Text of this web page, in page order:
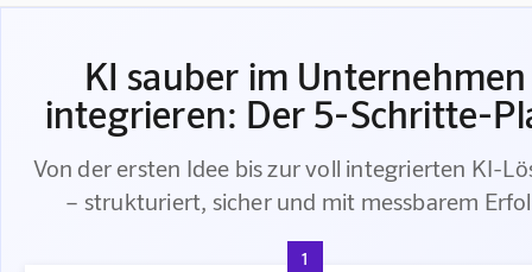
KI sauber im Unternehmen
integrieren: Der 5-Schritte-
Von der ersten Idee bis zur voll integrierten KI-
– strukturiert, sicher und mit messbarem
1